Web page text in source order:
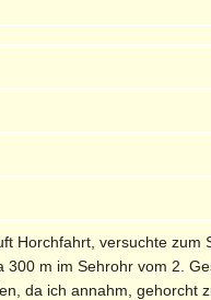
Horchfahrt, versuchte zum
m im Sehrohr vom 2.
da ich annahm, gehorcht